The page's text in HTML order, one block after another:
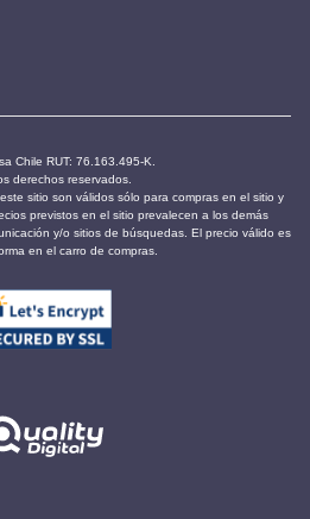
Chile RUT: 76.163.495-K.
derechos reservados.
sitio son válidos sólo para compras en el sitio y
previstos en el sitio prevalecen a los demás
y/o sitios de búsquedas. El precio válido es
en el carro de compras.